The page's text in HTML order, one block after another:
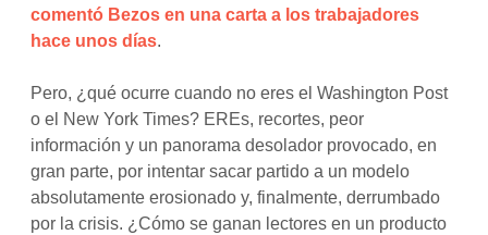
comentó Bezos en una carta a los trabajadores
hace unos días.
Pero, ¿qué ocurre cuando no eres el Washington Post
o el New York Times? EREs, recortes, peor
información y un panorama desolador provocado, en
gran parte, por intentar sacar partido a un modelo
absolutamente erosionado y, finalmente, derrumbado
por la crisis. ¿Cómo se ganan lectores en un producto